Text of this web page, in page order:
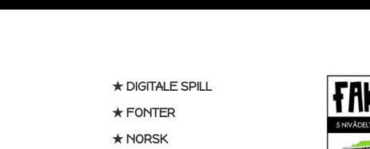
★ DIGITALE SPILL
★ FONTER
★ NORSK